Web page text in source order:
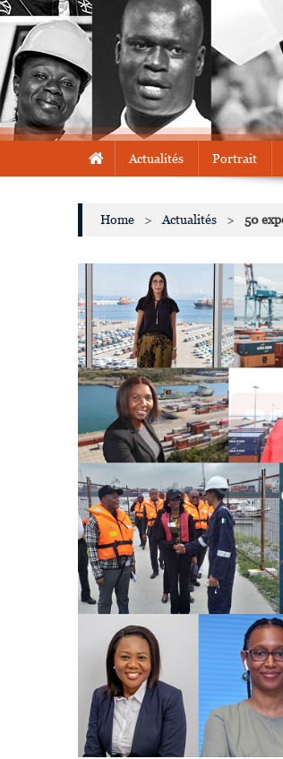
Actualités Portrait
Home > Actualités > 50